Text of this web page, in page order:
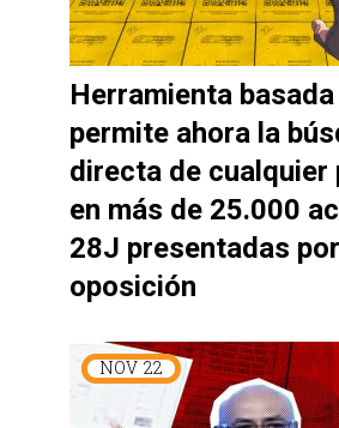
Herramienta
permite ahora la
directa de cualquier
en más de 25.000
28J presentadas
oposición
NOV 22